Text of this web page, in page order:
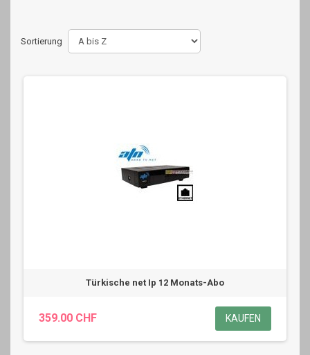
Sortierung
Türkische net Ip 12 Monats-Abo
359.00 CHF KAUFEN